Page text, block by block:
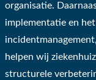
organisatie.
implementatie en
helpen wij
structurele